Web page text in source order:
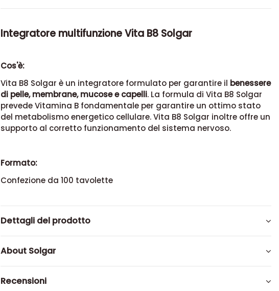
Integratore multifunzione Vita B8 Solgar
Cos'è:
Vita B8 Solgar è un integratore formulato per garantire il benessere
di pelle, membrane, mucose e capelli. La formula di Vita B8 Solgar
prevede Vitamina B fondamentale per garantire un ottimo stato
del metabolismo energetico cellulare. Vita B8 Solgar inoltreoffre un
supporto al corretto funzionamento del sistema nervoso.
Formato:
Confezione da 100 tavolette
Dettagli del prodotto
About Solgar
Recensioni